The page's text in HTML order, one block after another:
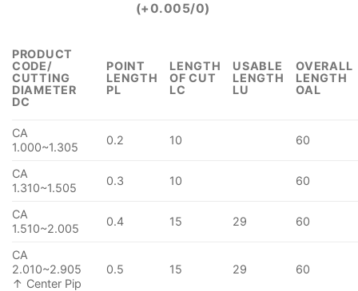
(+0.005/0)
PRODUCT
CODE/
CUTTING
DIAMETER
DC
POINT
LENGTH
PL
LENGTH
OF CUT
LC
USABLE
LENGTH
LU
OVERALL
LENGTH
OAL
CA
1.000~1.305
0.2 10 60
CA
1.310~1.505
0.3 10 60
CA
1.510~2.005
0.4 15 29 60
CA
2.010~2.905
↑ Center Pip
0.5 15 29 60